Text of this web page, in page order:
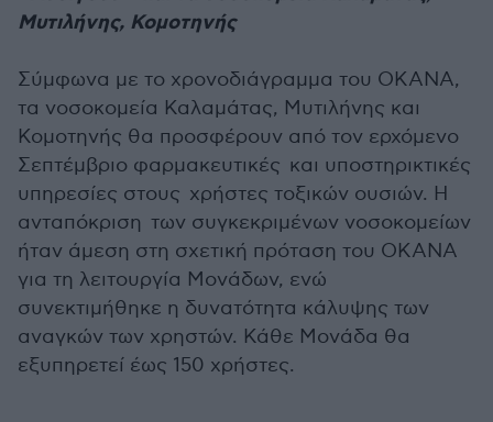
Μυτιλήνης, Κομοτηνής
Σύμφωνα με το χρονοδιάγραμμα του ΟΚΑΝΑ,
τα νοσοκομεία Καλαμάτας, Μυτιλήνης και
Κομοτηνής θα προσφέρουν από τον ερχόμενο
Σεπτέμβριο φαρμακευτικές και υποστηρικτικές
υπηρεσίες στους χρήστες τοξικών ουσιών. Η
ανταπόκριση των συγκεκριμένων νοσοκομείων
ήταν άμεση στη σχετική πρόταση του ΟΚΑΝΑ
για τη λειτουργία Μονάδων, ενώ
συνεκτιμήθηκε η δυνατότητα κάλυψης των
αναγκών των χρηστών. Κάθε Μονάδα θα
εξυπηρετεί έως 150 χρήστες.